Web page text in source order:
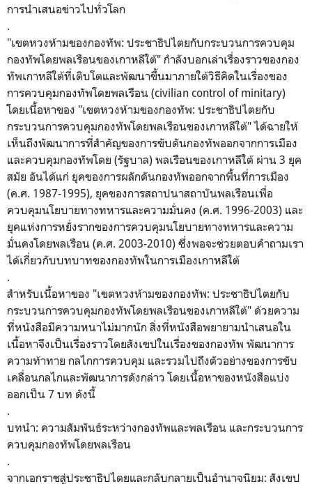
การนำเสนอข่าวไปทั่วโลก
.
"เขตหวงห้ามของกองทัพ: ประชาธิปไตยกับกระบวนการควบคุม
กองทัพโดยพลเรือนของเกาหลีใต้" กำลังบอกเล่าเรื่องราวของกอง
ทัพเกาหลีใต้ที่เติบโตและพัฒนาขึ้นมาภายใต้วิธีคิดในเรื่องของ
การควบคุมกองทัพโดยพลเรือน (civilian control of minitary)
โดยเนื้อหาของ "เขตหวงห้ามของกองทัพ: ประชาธิปไตยกับ
กระบวนการควบคุมกองทัพโดยพลเรือนของเกาหลีใต้" ได้ฉายให้
เห็นถึงพัฒนาการที่สำคัญของการขับดันกองทัพออกจากการเมือง
และควบคุมกองทัพโดย (รัฐบาล) พลเรือนของเกาหลีใต้ ผ่าน 3 ยุค
สมัย อันได้แก่ ยุคของการผลักดันกองทัพออกจากพื้นที่การเมือง
(ค.ศ. 1987-1995), ยุคของการสถาปนาสถาบันพลเรือนเพื่อ
ควบคุมนโยบายทางทหารและความมั่นคง (ค.ศ. 1996-2003) และ
ยุคแห่งการหยั่งรากของการควบคุมนโยบายทางทหารและความ
มั่นคงโดยพลเรือน (ค.ศ. 2003-2010) ซึ่งพอจะช่วยตอบคำถามเรา
ได้เกี่ยวกับบทบาทของกองทัพในการเมืองเกาหลีใต้
.
สำหรับเนื้อหาของ "เขตหวงห้ามของกองทัพ: ประชาธิปไตยกับ
กระบวนการควบคุมกองทัพโดยพลเรือนของเกาหลีใต้" ด้วยความ
ที่หนังสือมีความหนาไม่มากนัก สิ่งที่หนังสือพยายามนำเสนอใน
เนื้อหาจึงเป็นเรื่องราวโดยสังเขปในเรื่องของกองทัพ พัฒนาการ
ความท้าทาย กลไกการควบคุม และรวมไปถึงตัวอย่างของการขับ
เคลื่อนกลไกและพัฒนาการดังกล่าว โดยเนื้อหาของหนังสือแบ่ง
ออกเป็น 7 บท ดังนี้
.
บทนำ: ความสัมพันธ์ระหว่างกองทัพและพลเรือน และกระบวนการ
ควบคุมกองทัพโดยพลเรือน
.
จากเอกราชสู่ประชาธิปไตยและกลับกลายเป็นอำนาจนิยม: สังเขป